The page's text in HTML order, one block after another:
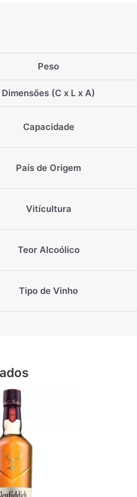
Peso
Dimensões (C x L x A)
Capacidade
País de Origem
Vitícultura
Teor Alcoólico
Tipo de Vinho